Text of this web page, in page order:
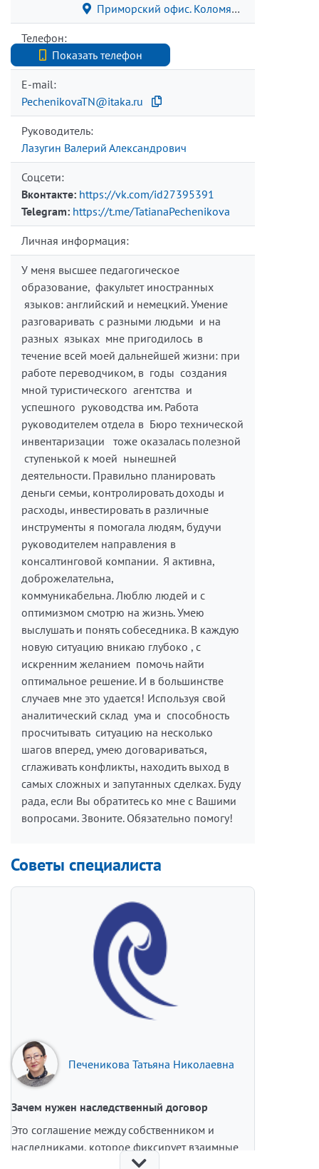
Приморский офис. Коломяжский пр., 15/2
Телефон:
Показать телефон
+7 911 902 11 03
E-mail:
PechenikovaTN@itaka.ru
Руководитель:
Лазугин Валерий Александрович
Соцсети:
Вконтакте: https://vk.com/id27395391
Telegram: https://t.me/TatianaPechenikova
Личная информация:
У меня высшее педагогическое
образование, факультет иностранных
языков: английский и немецкий. Умение
разговаривать с разными людьми и на
разных языках мне пригодилось в
течение всей моей дальнейшей жизни: при
работе переводчиком, в годы создания
мной туристического агентства и
успешного руководства им. Работа
руководителем отдела в Бюро технической
инвентаризации тоже оказалась полезной
ступенькой к моей нынешней
деятельности. Правильно планировать
деньги семьи, контролировать доходы и
расходы, инвестировать в различные
инструменты я помогала людям, будучи
руководителем направления в
консалтинговой компании. Я активна,
доброжелательна,
коммуникабельна. Люблю людей и с
оптимизмом смотрю на жизнь. Умею
выслушать и понять собеседника. В каждую
новую ситуацию вникаю глубоко , с
искренним желанием помочь найти
оптимальное решение. И в большинстве
случаев мне это удается! Используя свой
аналитический склад ума и способность
просчитывать ситуацию на несколько
шагов вперед, умею договариваться,
сглаживать конфликты, находить выход в
самых сложных и запутанных сделках. Буду
рада, если Вы обратитесь ко мне с Вашими
вопросами. Звоните. Обязательно помогу!
Советы специалиста
Печеникова Татьяна Николаевна
Зачем нужен наследственный договор
Это соглашение между собственником и
наследниками, которое фиксирует взаимные
обязанности сторон (в отличие от завещания,